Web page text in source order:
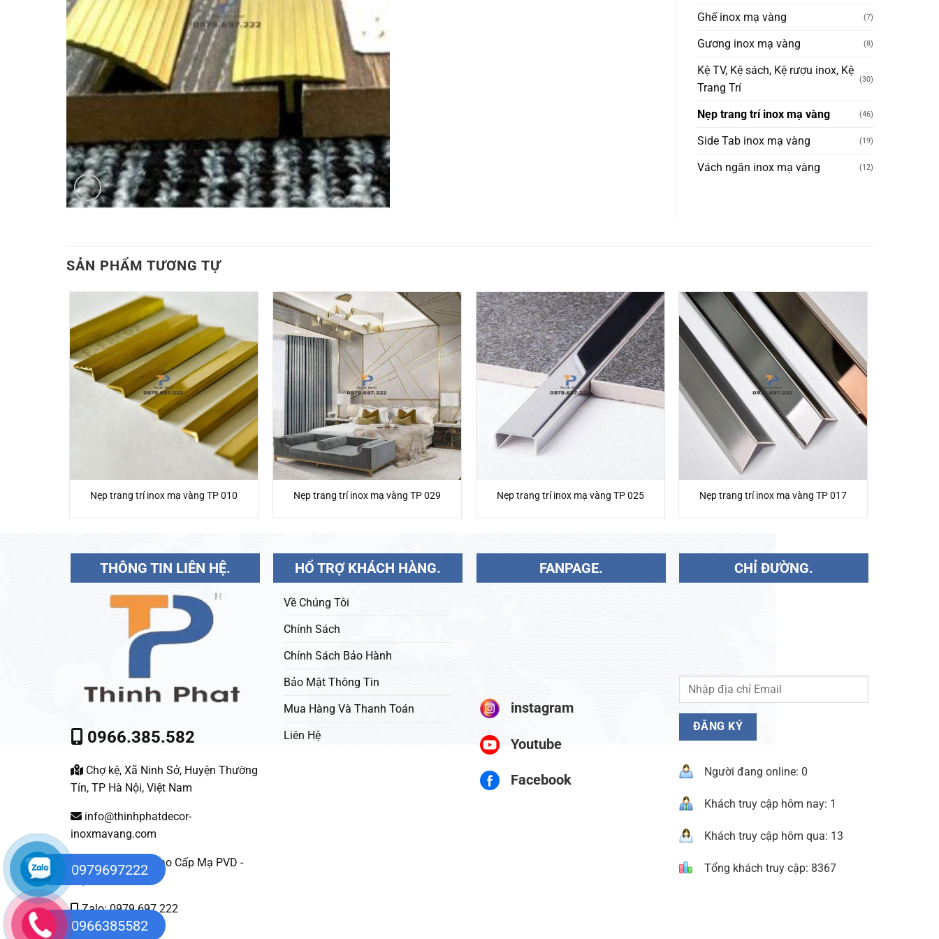
Ghế inox mạ vàng (7)
Gương inox mạ vàng (8)
Kệ TV, Kệ sách, Kệ rượu inox, Kệ
Trang Trí
(30)
Nẹp trang trí inox mạ vàng (46)
Side Tab inox mạ vàng (19)
Vách ngăn inox mạ vàng (12)
SẢN PHẨM TƯƠNG TỰ
Nẹp trang trí inox mạ vàng TP 010 Nẹp trang trí inox mạ vàng TP 029 Nẹp trang trí inox mạ vàng TP 025 Nẹp trang trí inox mạ vàng TP 017
THÔNG TIN LIÊN HỆ.
0966.385.582
Chợ kệ, Xã Ninh Sở, Huyện Thường
Tín, TP Hà Nội, Việt Nam
info@thinhphatdecor-
inoxmavang.com
Nội Thất Inox Cao Cấp Mạ PVD -
Zalo: 0979 697 222
HỔ TRỢ KHÁCH HÀNG.
Về Chúng Tôi
Chính Sách
Chính Sách Bảo Hành
Bảo Mật Thông Tin
Mua Hàng Và Thanh Toán
Liên Hệ
FANPAGE.
instagram
Youtube
Facebook
CHỈ ĐƯỜNG.
Người đang online: 0
Khách truy cập hôm nay: 1
Khách truy cập hôm qua: 13
Tổng khách truy cập: 8367
0966385582
0979697222